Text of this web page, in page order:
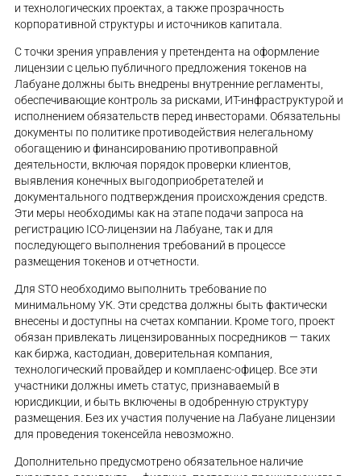
и технологических проектах, а также прозрачность
корпоративной структуры и источников капитала.
С точки зрения управления у претендента на оформление
лицензии с целью публичного предложения токенов на
Лабуане должны быть внедрены внутренние регламенты,
обеспечивающие контроль за рисками, ИТ-инфраструктурой и
исполнением обязательств перед инвесторами. Обязательны
документы по политике противодействия нелегальному
обогащению и финансированию противоправной
деятельности, включая порядок проверки клиентов,
выявления конечных выгодоприобретателей и
документального подтверждения происхождения средств.
Эти меры необходимы как на этапе подачи запроса на
регистрацию ICO-лицензии на Лабуане, так и для
последующего выполнения требований в процессе
размещения токенов и отчетности.
Для STO необходимо выполнить требование по
минимальному УК. Эти средства должны быть фактически
внесены и доступны на счетах компании. Кроме того, проект
обязан привлекать лицензированных посредников — таких
как биржа, кастодиан, доверительная компания,
технологический провайдер и комплаенс-офицер. Все эти
участники должны иметь статус, признаваемый в
юрисдикции, и быть включены в одобренную структуру
размещения. Без их участия получение на Лабуане лицензии
для проведения токенсейла невозможно.
Дополнительно предусмотрено обязательное наличие